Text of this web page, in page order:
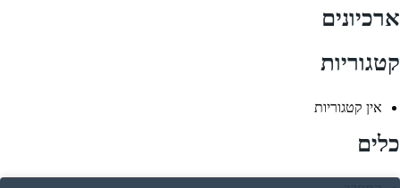
ארכיונים
קטגוריות
אין קטגוריות
כלים